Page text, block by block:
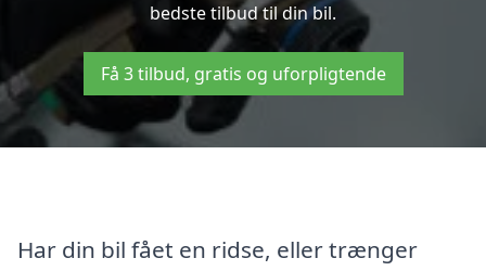
bedste tilbud til din bil.
Få 3 tilbud, gratis og uforpligtende
Har din bil fået en ridse, eller trænger